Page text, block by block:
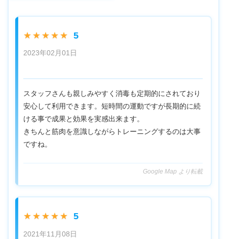
★★★★★ 5
2023年02月01日
スタッフさんも親しみやすく消毒も定期的にされており
安心して利用できます。短時間の運動ですが長期的に続
ける事で成果と効果を実感出来ます。
きちんと筋肉を意識しながらトレーニングするのは大事
ですね。
Google Map より転載
★★★★★ 5
2021年11月08日